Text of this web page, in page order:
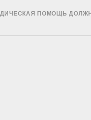
ПОМОЩЬ